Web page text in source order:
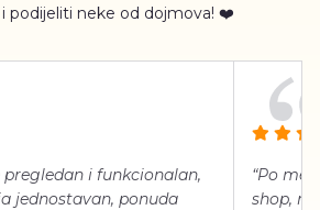
podijeliti neke od dojmova! ❤️
pregledan i funkcionalan,
jednostavan, ponuda
“Po
shop,